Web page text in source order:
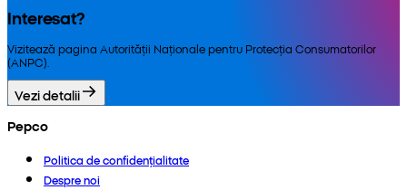
Interesat?
Vizitează pagina Autorității Naționale pentru Protecția Consumatorilor
(ANPC).
Vezi detalii
Pepco
Politica de confidențialitate
Despre noi